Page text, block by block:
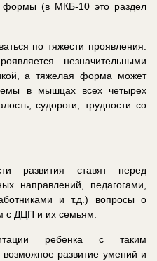
формы (в МКБ-10 это раздел
по тяжести проявления.
незначительными
а тяжелая форма может
в мышцах всех четырех
судороги, трудности со
развития ставят перед
направлений, педагогами,
и т.д.) вопросы о
с ДЦП и их семьям.
ребенка с таким
развитие умений и